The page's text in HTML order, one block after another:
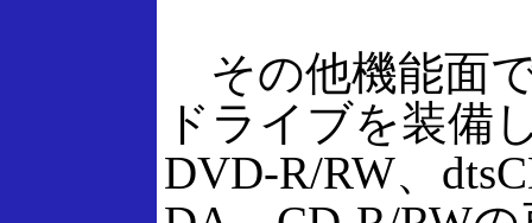
その他機能面
ドライブを装備
DVD-R/RW、